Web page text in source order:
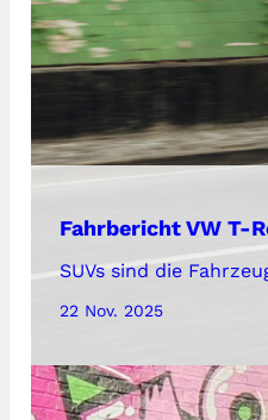
Fahrbericht VW T-
SUVs sind die
22 Nov. 2025